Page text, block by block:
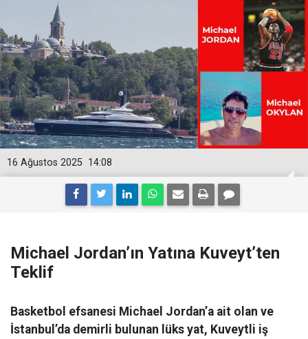
14:08
16 Ağustos 2025
Michael Jordan’ın Yatına Kuveyt’ten
Teklif
Basketbol efsanesi Michael Jordan’a ait olan ve
İstanbul’da demirli bulunan lüks yat, Kuveytli iş